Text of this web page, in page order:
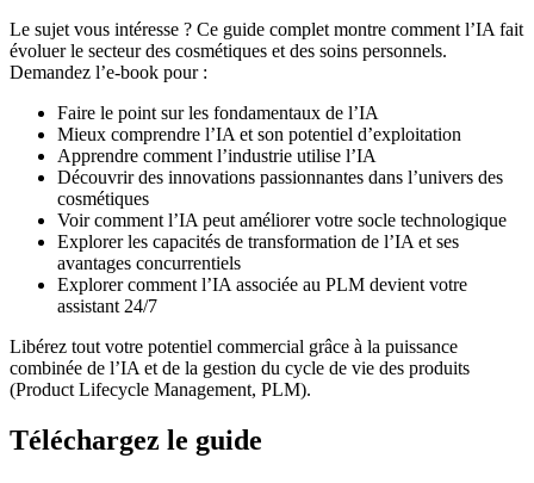
Le sujet vous intéresse ? Ce guide complet montre comment l’IA fait
évoluer le secteur des cosmétiques et des soins personnels.
Demandez l’e-book pour :
Faire le point sur les fondamentaux de l’IA
Mieux comprendre l’IA et son potentiel d’exploitation
Apprendre comment l’industrie utilise l’IA
Découvrir des innovations passionnantes dans l’univers des
cosmétiques
Voir comment l’IA peut améliorer votre socle technologique
Explorer les capacités de transformation de l’IA et ses
avantages concurrentiels
Explorer comment l’IA associée au PLM devient votre
assistant 24/7
Libérez tout votre potentiel commercial grâce à la puissance
combinée de l’IA et de la gestion du cycle de vie des produits
(Product Lifecycle Management, PLM).
Téléchargez le guide